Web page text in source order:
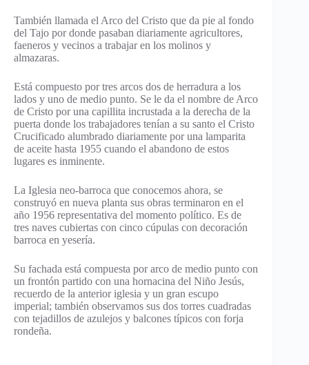
También llamada el Arco del Cristo que da pie al fondo
del Tajo por donde pasaban diariamente agricultores,
faeneros y vecinos a trabajar en los molinos y
almazaras.
Está compuesto por tres arcos dos de herradura a los
lados y uno de medio punto. Se le da el nombre de Arco
de Cristo por una capillita incrustada a la derecha de la
puerta donde los trabajadores tenían a su santo el Cristo
Crucificado alumbrado diariamente por una lamparita
de aceite hasta 1955 cuando el abandono de estos
lugares es inminente.
La Iglesia neo-barroca que conocemos ahora, se
construyó en nueva planta sus obras terminaron en el
año 1956 representativa del momento político. Es de
tres naves cubiertas con cinco cúpulas con decoración
barroca en yesería.
Su fachada está compuesta por arco de medio punto con
un frontón partido con una hornacina del Niño Jesús,
recuerdo de la anterior iglesia y un gran escupo
imperial; también observamos sus dos torres cuadradas
con tejadillos de azulejos y balcones típicos con forja
rondeña.